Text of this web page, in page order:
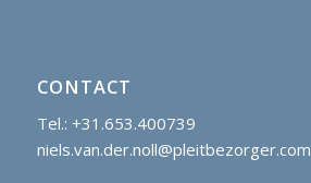
CONTACT
Tel.: +31.653.400739
niels.van.der.noll@pleitbezorger.com